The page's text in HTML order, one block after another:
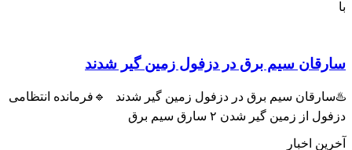
سیم برق در دزفول زمین گیر شدند
سیم برق در دزفول زمین گیر شدند 🔹فرمانده انتظامی
زمین گیر شدن ۲ سارق سیم برق
اخبار